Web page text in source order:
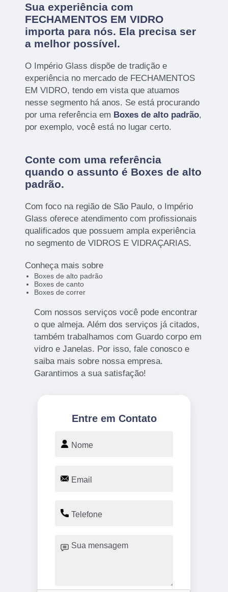
Sua experiência com
FECHAMENTOS EM VIDRO
importa para nós. Ela precisa ser
a melhor possível.
O Império Glass dispõe de tradição e
experiência no mercado de FECHAMENTOS
EM VIDRO, tendo em vista que atuamos
nesse segmento há anos. Se está procurando
por uma referência em Boxes de alto padrão,
por exemplo, você está no lugar certo.
Conte com uma referência
quando o assunto é Boxes de alto
padrão.
Com foco na região de São Paulo, o Império
Glass oferece atendimento com profissionais
qualificados que possuem ampla experiência
no segmento de VIDROS E VIDRAÇARIAS.
Conheça mais sobre
Boxes de alto padrão
Boxes de canto
Boxes de correr
Com nossos serviços você pode encontrar
o que almeja. Além dos serviços já citados,
também trabalhamos com Guardo corpo em
vidro e Janelas. Por isso, fale conosco e
saiba mais sobre nossa empresa.
Garantimos a sua satisfação!
Entre em Contato